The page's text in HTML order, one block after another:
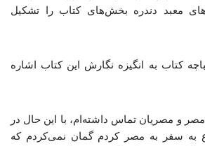
معبد دندره بخش‌های کتاب را تشکیل
کتاب به انگیزه نگارش این کتاب اشاره
و مصریان تماس داشته‌ام، با این‌ حال در
به سفر به مصر کردم گمان نمی‌کردم که